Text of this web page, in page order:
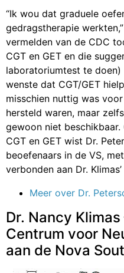
“Ik wou dat graduele
gedragstherapie
vermelden van de CDC
CGT en GET en die
laboratoriumtest te doen)
wenste dat CGT/GET
misschien nuttig was
hersteld waren, maar
gewoon niet
CGT en GET wist Dr.
beoefenaars in de VS,
verbonden aan Dr.
Meer over Dr.
Dr. Nancy
Centrum voor
aan de Nova